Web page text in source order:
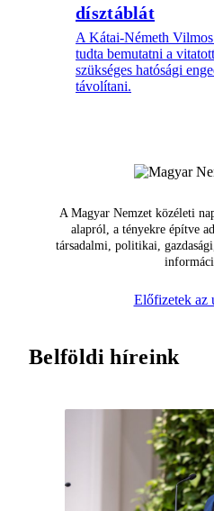
dísztáblát
A Kátai-Németh
tudta bemutatni a
szükséges hatósági
távolítani.
A Magyar Nemzet közéleti
alapról, a tényekre építve
társadalmi, politikai,
Előfizetek az
Belföldi híreink